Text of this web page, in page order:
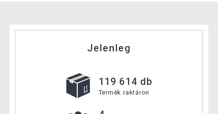
Jelenleg
119 614 db
Termék raktáron